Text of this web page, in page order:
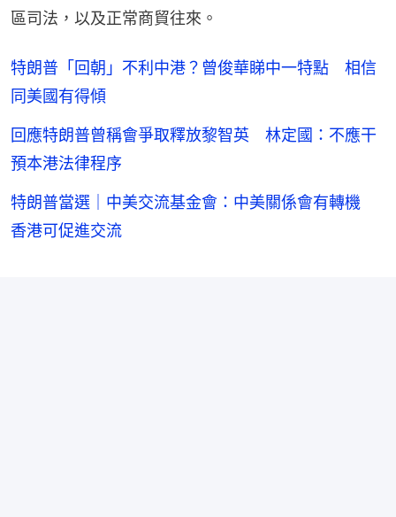
區司法，以及正常商貿往來。
特朗普「回朝」不利中港？曾俊華睇中一特點 相信
同美國有得傾
回應特朗普曾稱會爭取釋放黎智英 林定國：不應干
預本港法律程序
特朗普當選｜中美交流基金會：中美關係會有轉機
香港可促進交流